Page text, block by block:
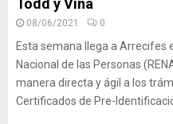
Todd y Viña
08/06/2021 0
Esta semana llega a Arrecifes
Nacional de las Personas
manera directa y ágil a los
Certificados de Pre-